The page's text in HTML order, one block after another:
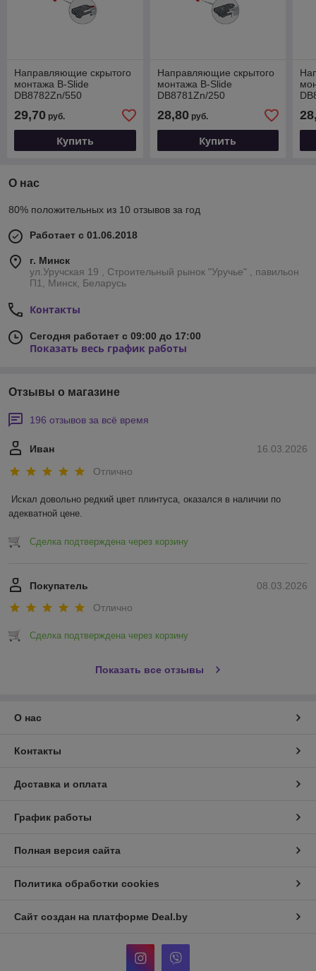
Направляющие скрытого
монтажа B-Slide
DB8782Zn/550
29,70 руб.
Купить
Направляющие скрытого
монтажа B-Slide
DB8781Zn/250
28,80руб.
Купить
О нас
80% положительных из 10 отзывов за год
Работает с 01.06.2018
г. Минск
ул.Уручская 19 , Строительный рынок "Уручье" , павильон
П1, Минск, Беларусь
Контакты
Сегодня работает с 09:00 до 17:00
Показать весь график работы
Отзывы о магазине
196 отзывов за всё время
16.03.2026
Иван
Отлично
Искал довольно редкий цвет плинтуса, оказался в наличии по
адекватной цене.
Сделка подтверждена через корзину
08.03.2026
Покупатель
Отлично
Сделка подтверждена через корзину
Показать все отзывы
О нас
Контакты
Доставка и оплата
График работы
Полная версия сайта
Политика обработки cookies
Сайт создан на платформе Deal.by